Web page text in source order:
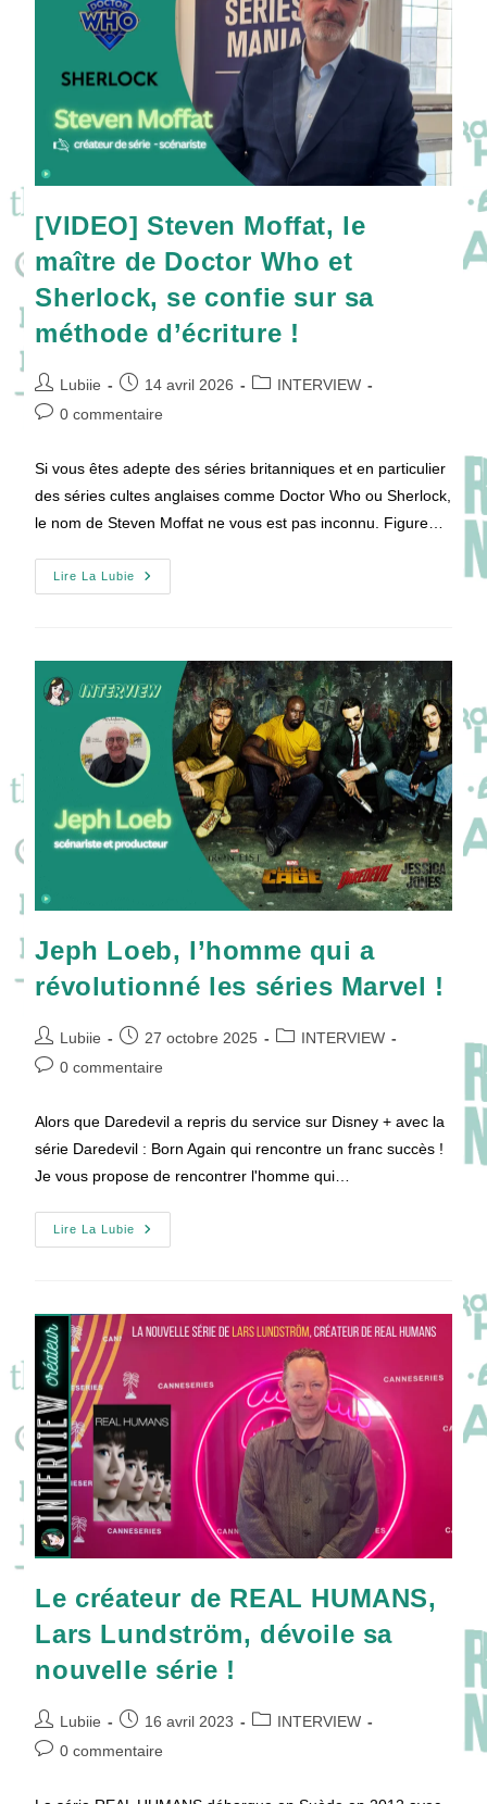
Et
Ses
Séries
Cultes
!
[VIDEO] Steven Moffat, le
maître de Doctor Who et
Sherlock, se confie sur sa
méthode d’écriture !
Auteur/autrice
de
Lubiie
Publication
publiée :
14 avril 2026
PostINTERVIEW
Commentaires
0 commentaire
Si vous êtes adepte des séries britanniques et en particulier
des séries cultes anglaises comme Doctor Who ou Sherlock,
le nom de Steven Moffat ne vous est pas inconnu. Figure…
Lire La Lubie
[VIDEO]
Steven
Doctor
Who
Et
Sherlock,
Se
Confie
Sur
Sa
Méthode
D’écriture
!
Jeph Loeb, l’homme qui a
révolutionné les séries Marvel !
Auteur/autrice
de
Lubiie
Publication
publiée :
27 octobre 2025
PostINTERVIEW
Commentaires
publication :
0 commentaire
Alors que Daredevil a repris du service sur Disney + avec la
série Daredevil : Born Again qui rencontre un franc succès !
Je vous propose de rencontrer l'homme qui…
Lire La Lubie
Jeph
Loeb,
Les
Séries
Le créateur de REAL HUMANS,
Lars Lundström, dévoile sa
nouvelle série !
Auteur/autrice
de
Lubiie
Publication
publiée :
16 avril 2023
PostINTERVIEW
Commentaires
0 commentaire